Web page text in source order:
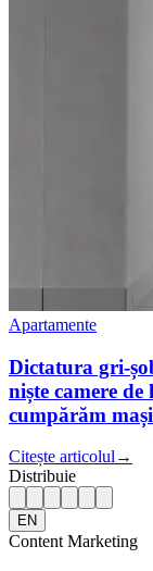
Apartamente
Dictatura gri-
niște camere
cumpărăm
Citește articolul →
Distribuie
EN
Content Marketing